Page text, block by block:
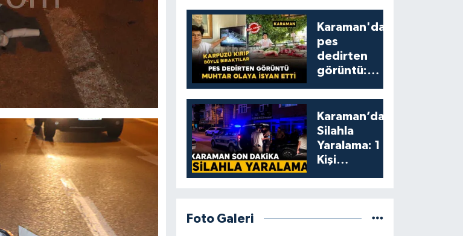
Karaman'da
pes
dedirten
görüntü:
yumruklayıp
yediler,
artıklarını
kamelyada
bıraktılar
Karaman’da
Silahla
Yaralama: 1
Kişi
Foto Galeri